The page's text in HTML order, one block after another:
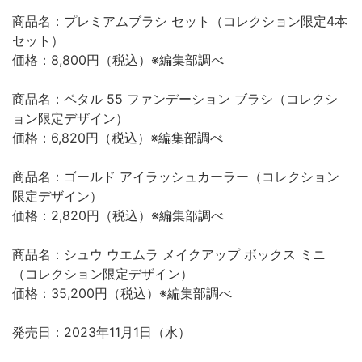
商品名：プレミアムブラシ セット（コレクション限定4本
セット）
価格：8,800円（税込）※編集部調べ
商品名：ペタル 55 ファンデーション ブラシ（コレクシ
ョン限定デザイン）
価格：6,820円（税込）※編集部調べ
商品名：ゴールド アイラッシュカーラー（コレクション
限定デザイン）
価格：2,820円（税込）※編集部調べ
商品名：シュウ ウエムラ メイクアップ ボックス ミニ
（コレクション限定デザイン）
価格：35,200円（税込）※編集部調べ
発売日：2023年11月1日（水）